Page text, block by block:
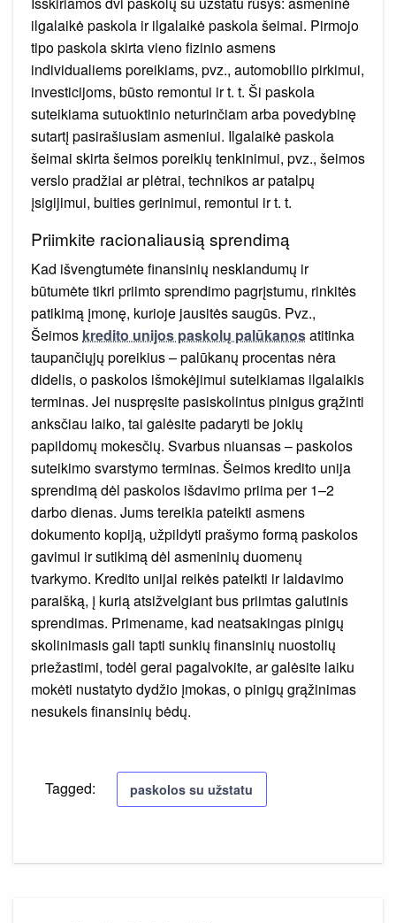
ilgalaikė paskola ir ilgalaikė paskola šeimai. Pirmojo
tipo paskola skirta vieno fizinio asmens
individualiems poreikiams, pvz., automobilio pirkimui,
investicijoms, būsto remontui ir t. t. Ši paskola
suteikiama sutuoktinio neturinčiam arba povedybinę
sutartį pasirašiusiam asmeniui. Ilgalaikė paskola
šeimai skirta šeimos poreikių tenkinimui, pvz., šeimos
verslo pradžiai ar plėtrai, technikos ar patalpų
įsigijimui, buities gerinimui, remontui ir t. t.
Priimkite racionaliausią sprendimą
Kad išvengtumėte finansinių nesklandumų ir
būtumėte tikri priimto sprendimo pagrįstumu, rinkitės
patikimą įmonę, kurioje jausitės saugūs. Pvz.,
Šeimos kredito unijos paskolų palūkanosatitinka
taupančiųjų poreikius – palūkanų procentas nėra
didelis, o paskolos išmokėjimui suteikiamas ilgalaikis
terminas. Jei nuspręsite pasiskolintus pinigus grąžinti
anksčiau laiko, tai galėsite padaryti be jokių
papildomų mokesčių. Svarbus niuansas – paskolos
suteikimo svarstymo terminas. Šeimos kredito unija
sprendimą dėl paskolos išdavimo priima per 1–2
darbo dienas. Jums tereikia pateikti asmens
dokumento kopiją, užpildyti prašymo formą paskolos
gavimui ir sutikimą dėl asmeninių duomenų
tvarkymo. Kredito unijai reikės pateikti ir laidavimo
paraišką, į kurią atsižvelgiant bus priimtas galutinis
sprendimas. Primename, kad neatsakingas pinigų
skolinimasis gali tapti sunkių finansinių nuostolių
priežastimi, todėl gerai pagalvokite, ar galėsite laiku
mokėti nustatyto dydžio įmokas, o pinigų grąžinimas
nesukels finansinių bėdų.
Tagged: paskolos su užstatu